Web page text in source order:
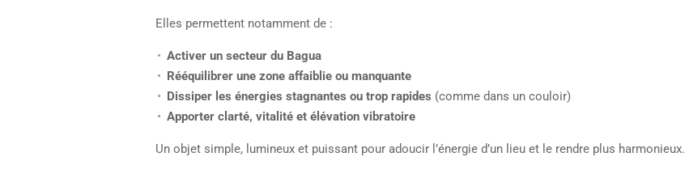
Elles permettent notamment de :
Activer un secteur du Bagua
Rééquilibrer une zone affaiblie ou manquante
Dissiper les énergies stagnantes ou trop rapides (comme dans un couloir)
Apporter clarté, vitalité et élévation vibratoire
Un objet simple, lumineux et puissant pour adoucir l’énergie d’un lieu et le rendre plus harmonieux.